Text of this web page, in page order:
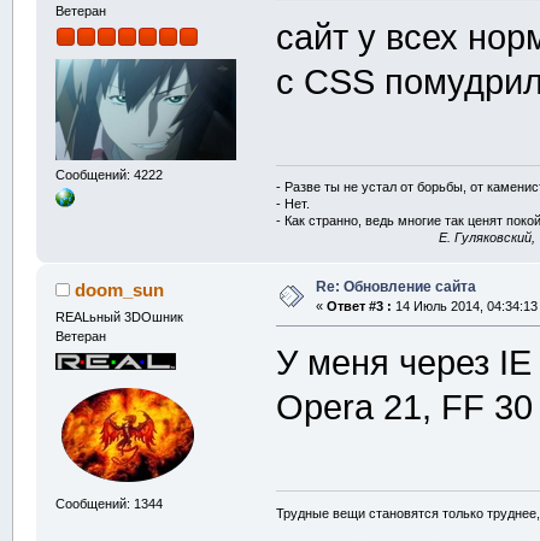
Ветеран
Сообщений: 4222
сайт у всех
с CSS
- Разве ты не устал от борьбы, от
- Нет.
- Как странно, ведь многие так ценят
E.
doom_sun
REALьный 3DOшник
Ветеран
Сообщений: 1344
Re: Обновление сайта
« Ответ #3 : 14 Июль 2014, 04:34:13
У меня через
Opera 21, FF
Трудные вещи становятся только